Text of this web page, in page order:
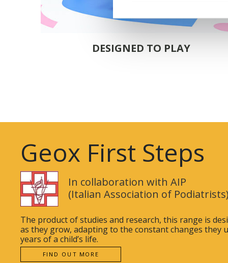
DESIGNED TO PLAY
Geox First Steps
The product of studies and research, this range is
as they grow, adapting to the constant changes they
years of a child’s life.
In collaboration with AIP
(Italian Association of
FIND OUT MORE